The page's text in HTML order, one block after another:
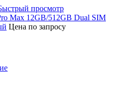
просмотр
Max 12GB/512GB Dual SIM
Цена по запросу